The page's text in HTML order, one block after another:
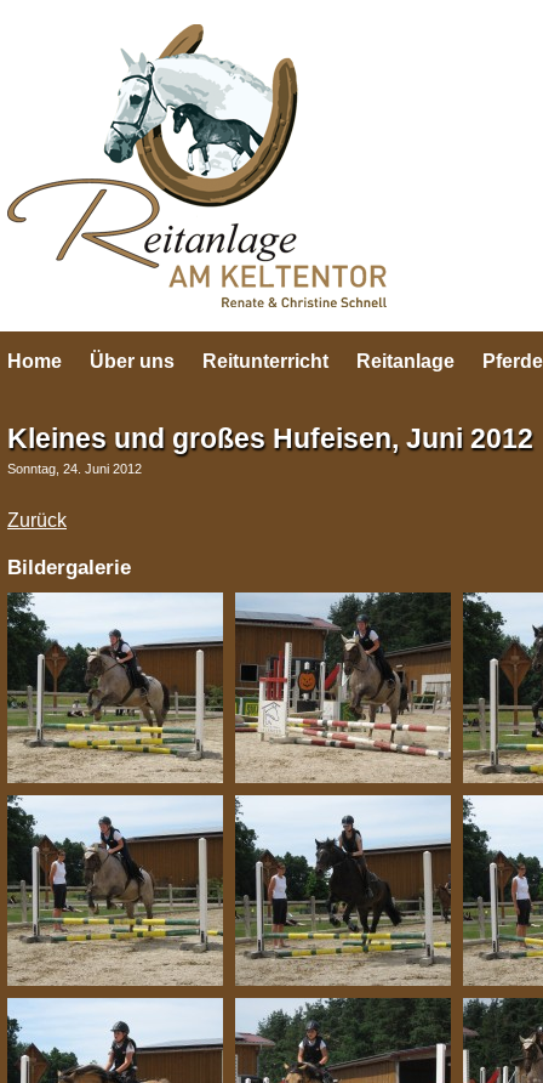
Home Über uns Reitunterricht Reitanlage Pferde
Kleines und großes Hufeisen, Juni 2012
Sonntag, 24. Juni 2012
Zurück
Bildergalerie